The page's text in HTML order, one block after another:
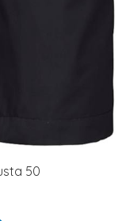
50